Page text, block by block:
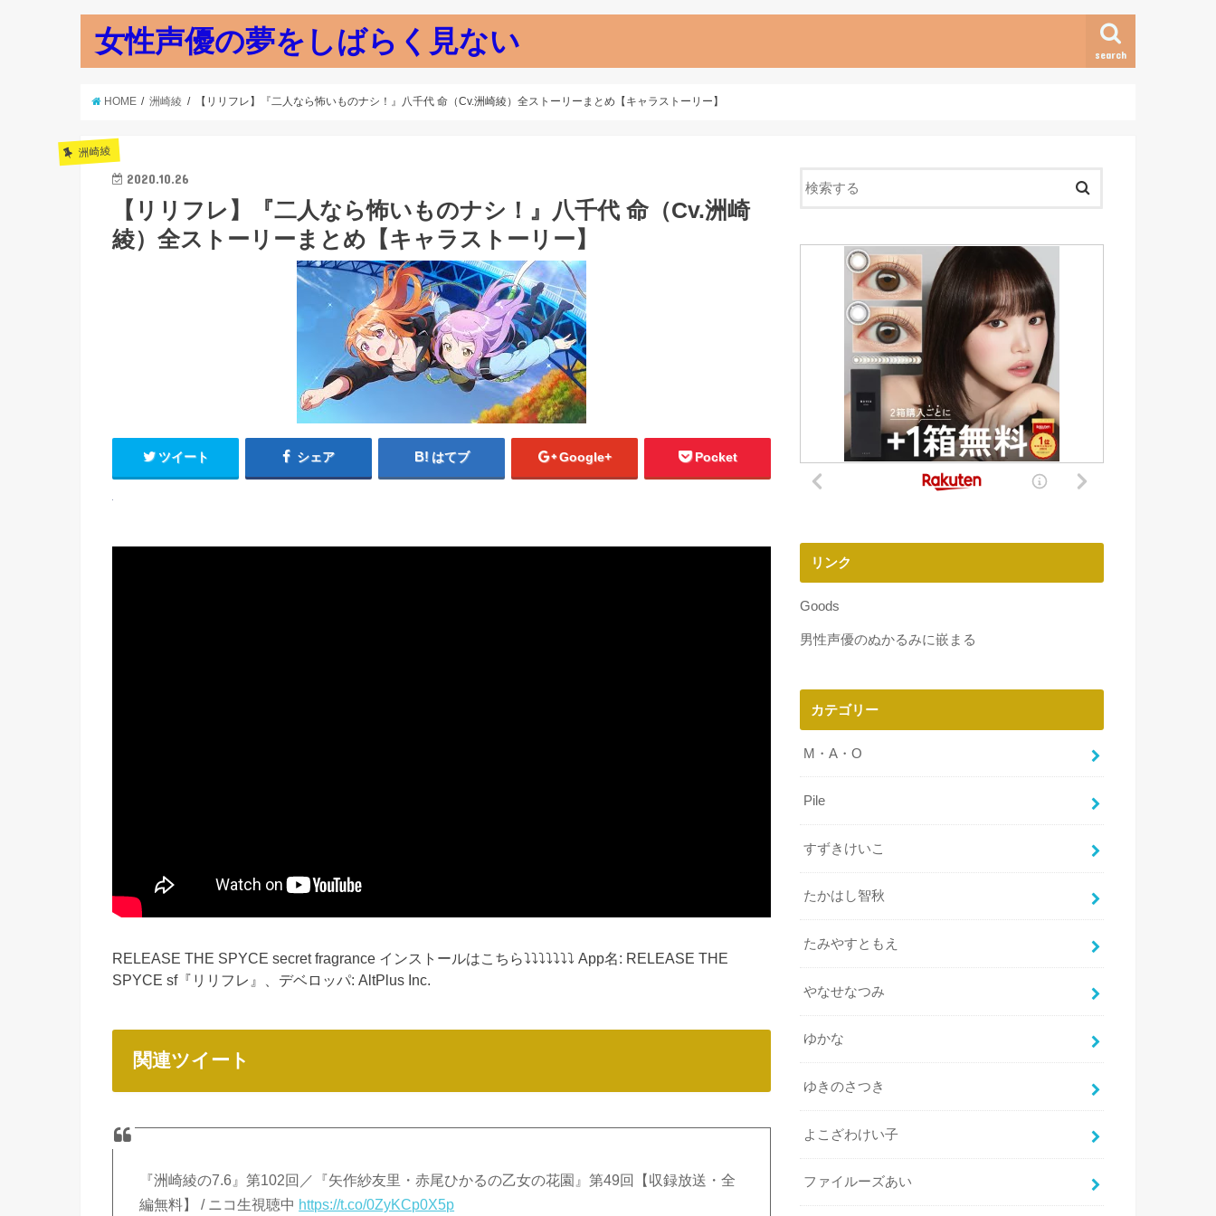
女性声優の夢をしばらく見ない search
HOME 洲崎綾 【リリフレ】『二人なら怖いものナシ！』八千代 命（Cv.洲崎綾）全ストーリーまとめ【キャラストーリー】
洲崎綾
2020.10.26
【リリフレ】『二人なら怖いものナシ！』八千代 命（Cv.洲崎
綾）全ストーリーまとめ【キャラストーリー】
ツイート シェア はてブ Google+ Pocket
RELEASE THE SPYCE secret fragrance インストールはこちら⤵︎⤵︎⤵︎⤵︎⤵︎⤵︎⤵︎ App名: RELEASE THE
SPYCE sf『リリフレ』、デベロッパ: AltPlus Inc.
関連ツイート
『洲崎綾の7.6』第102回／『矢作紗友里・赤尾ひかるの乙女の花園』第49回【収録放送・全
編無料】 / ニコ生視聴中 https://t.co/0ZyKCp0X5p
リンク
Goods
男性声優のぬかるみに嵌まる
カテゴリー
M・A・O
Pile
すずきけいこ
たかはし智秋
たみやすともえ
やなせなつみ
ゆかな
ゆきのさつき
よこざわけい子
ファイルーズあい